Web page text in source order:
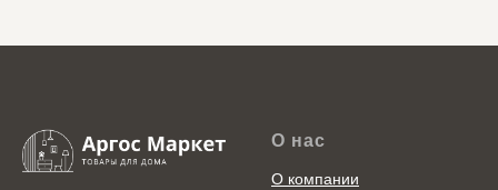
О нас
О компании